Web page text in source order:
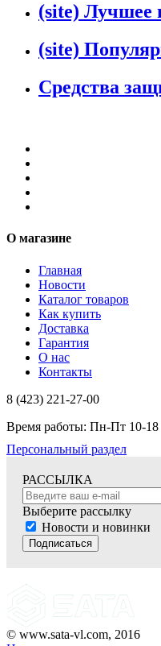
(site) Лучшее
(site)
Средства
О магазине
Главная
Новости
Каталог товаров
Как купить
Доставка
Гарантия
О нас
Контакты
8 (423) 221-27-00
Время работы: Пн-Пт 10-18
Персональный раздел
РАССЫЛКА
Выберите рассылку
Новости и новинки
Подписаться
© www.sata-vl.com, 2016